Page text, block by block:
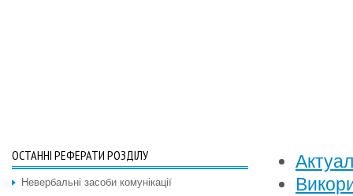
ОСТАННІ РЕФЕРАТИ РОЗДІЛУ
Невербальні засоби комунікації